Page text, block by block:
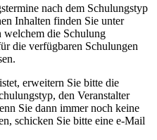
nach dem Schulungstyp
Inhalten finden Sie unter
die Schulung
die verfügbaren Schulungen
erweitern Sie bitte die
den Veranstalter
Sie dann immer noch keine
schicken Sie bitte eine e-Mail